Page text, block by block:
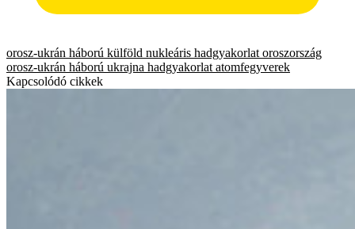
orosz-ukrán háború külföld nukleáris hadgyakorlat oroszország
orosz-ukrán háború ukrajna hadgyakorlat atomfegyverek
Kapcsolódó cikkek